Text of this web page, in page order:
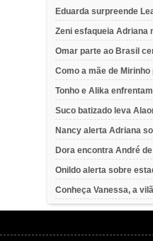
Eduarda surpreende
Zeni esfaqueia Adriana
Omar parte ao Brasil
Como a mãe de Mirinho
Tonho e Alika
Suco batizado leva
Nancy alerta Adriana
Dora encontra André
Onildo alerta sobre
Conheça Vanessa, a